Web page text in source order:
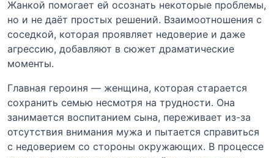
Жанкой помогает ей осознать некоторые проблемы,
но и не даёт простых решений. Взаимоотношения с
соседкой, которая проявляет недоверие и даже
агрессию, добавляют в сюжет драматические
моменты.
Главная героиня — женщина, которая старается
сохранить семью несмотря на трудности. Она
занимается воспитанием сына, переживает из-за
отсутствия внимания мужа и пытается справиться
с недоверием со стороны окружающих. В процессе